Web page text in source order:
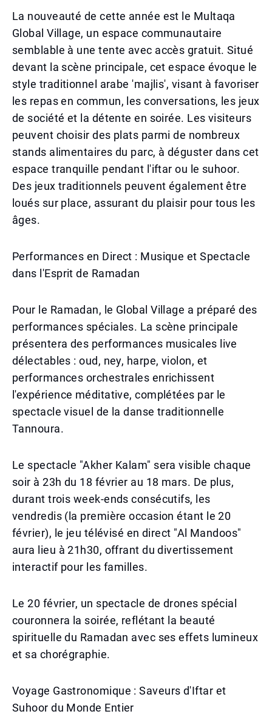
La nouveauté de cette année est le Multaqa
Global Village, un espace communautaire
semblable à une tente avec accès gratuit. Situé
devant la scène principale, cet espace évoque le
style traditionnel arabe 'majlis', visant à favoriser
les repas en commun, les conversations, les jeux
de société et la détente en soirée. Les visiteurs
peuvent choisir des plats parmi de nombreux
stands alimentaires du parc, à déguster dans cet
espace tranquille pendant l'iftar ou le suhoor.
Des jeux traditionnels peuvent également être
loués sur place, assurant du plaisir pour tous les
âges.
Performances en Direct : Musique et Spectacle
dans l'Esprit de Ramadan
Pour le Ramadan, le Global Village a préparé des
performances spéciales. La scène principale
présentera des performances musicales live
délectables : oud, ney, harpe, violon, et
performances orchestrales enrichissent
l'expérience méditative, complétées par le
spectacle visuel de la danse traditionnelle
Tannoura.
Le spectacle "Akher Kalam" sera visible chaque
soir à 23h du 18 février au 18 mars. De plus,
durant trois week-ends consécutifs, les
vendredis (la première occasion étant le 20
février), le jeu télévisé en direct "Al Mandoos"
aura lieu à 21h30, offrant du divertissement
interactif pour les familles.
Le 20 février, un spectacle de drones spécial
couronnera la soirée, reflétant la beauté
spirituelle du Ramadan avec ses effets lumineux
et sa chorégraphie.
Voyage Gastronomique : Saveurs d'Iftar et
Suhoor du Monde Entier